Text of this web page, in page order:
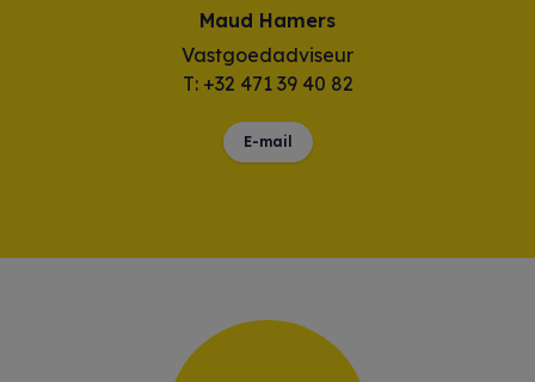
Maud Hamers
Vastgoedadviseur
T: +32 471 39 40 82
E-mail